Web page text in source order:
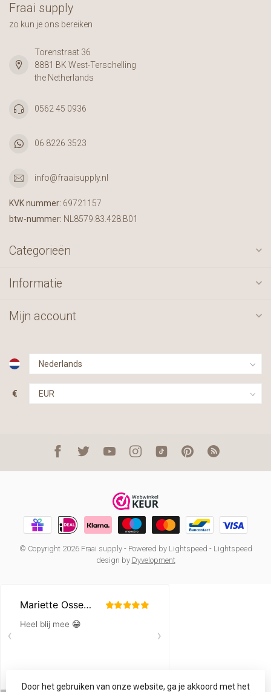
Fraai supply
zo kun je ons bereiken
Torenstraat 36
8881 BK West-Terschelling
the Netherlands
0562 45 0936
06 8226 3523
info@fraaisupply.nl
KVK nummer: 69721157
btw-nummer: NL8579.83.428.B01
Categorieën
Informatie
Mijn account
€
© Copyright 2026 Fraai supply- Powered by Lightspeed - Lightspeed
design by Dyvelopment
Door het gebruiken van onze website, ga je akkoord met het